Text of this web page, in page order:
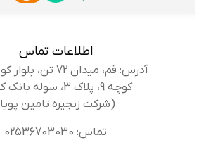
اطلاعات تماس
آدرس: قم، میدان 72 تن، بلوار کوه سفید،
کوچه 9، پلاک 3، سوله بانک کفش
(شرکت زنجیره تامین پویا)
تماس: 02536703030